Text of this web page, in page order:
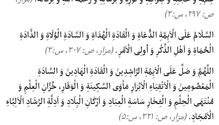
ص: ۲۹۷, س:۳)
السَّلَامُ عَلَی الْاَیِمَّةِ الدُّعَاةِ وَ الْقَادَةِ الْهُدَاةِ وَ السَّادَةِ الْوُلَاةِ وَ الذَّادَةِ
الْحُمَاةِ وَ اَهْلِ الذِّکْرِ وَ اُولِی الْاَمْرِ.(مزار، ص: ۳۰۷, س:۳)
اللَّهُمَّ وَ صَلِّ عَلَی الْاَیِمَّةِ الرَّاشِدِینَ وَ الْقَادَةِ الْهَادِینَ وَ السَّادَةِ
الْمَعْصُومِینَ وَ الْاَتْقِیَاءِ الْاَبْرَارِ مَاْوَی السَّکِینَةِ وَ الْوَقَارِ، خُزَّانِ الْعِلْمِ وَ
مُنْتَهَی الْحِلْمِ وَ الْفِخَارِ سَاسَةِ الْعِبَادِ وَ اَرْکَانِ الْبِلَادِ وَ اَدِلَّةِ الرَّشَادِ الْاَلِبَّاءِ
الْاَمْجَادِ.(مزار، ص: ۳۲۱, س:۵)